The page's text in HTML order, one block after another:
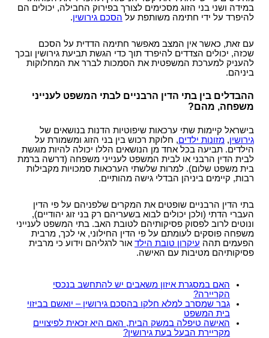
אי תשלום מזונות
מאסר עקב אי תשלום מזונות
מה ניתן להכיל בהסכם ממון?
הסכם לחיים משותפים
מתי חשוב לעשות צוואה
התנגדות לצוואה
עצות לעריכת צוואה
צו קיום צוואה
במידה ושני בני הזוג מסכימים לצורך בפירוק החבילה, יכולים הם
להיפרד על ידי חתימה משותפת על הסכם גירושין.
עם זאת, כאשר אין המצב מאפשר חתימה הדדית על הסכם
שכזה, יכולים הצדדים להיפרד תוך כדי הגשת תביעת גירושין ובכך
להעניק למערכת המשפטית את הסמכות לברר את המחלוקות
ביניהם.
ההבדלים בין בתי הדין הרבניים לבתי המשפט לענייני
משפחה, מהם?
בישראל קיימות שתי ערכאות שיפוטיות הדנות בנושאים של
גירושין, מזונות ילדים, חלוקת רכוש בין בני הזוג ומשמורת על
הילדים. תביעה בכל אחד מן הנושאים הללו יכולה להיות מוגשת
לבית הדין הרבני או לבית המשפט לענייני משפחה (דרשה ברמת
בית משפט שלום). למרות שלשתי הערכאות סמכויות מקבילות
רבות, קיימים ביניהן הבדלי גישה מהותיים.
בתי הדין הרבניים שופטים את המקרים שלפניהם על פי הדין
העברי הדתי (ולכן יכולים לבוא בשעריהם רק בני זוג יהודיים),
ונוטים לרוב לפסוק פסיקותיהם לטובת האב. בתי המשפט לענייני
משפחה פוסקים לעומתם על פי הדין החילוני, אי לכך, מרבית
הפעמים תהה עיקרון טובת הילד אור לרגליהם וידוע כי מרבית
פסיקותיהם מטיבות עם האישה.
האם במסגרת איזון משאבים יש להתחשב בנכסי
הקריירה?
גבר שמסרב למלא חלקו בהסכם גירושין – יואשם בביזוי
בית המשפט
האישה טיפלה במשק הבית, האם היא זכאית לפיצויים
מקריירת הבעל בעת גירושין?